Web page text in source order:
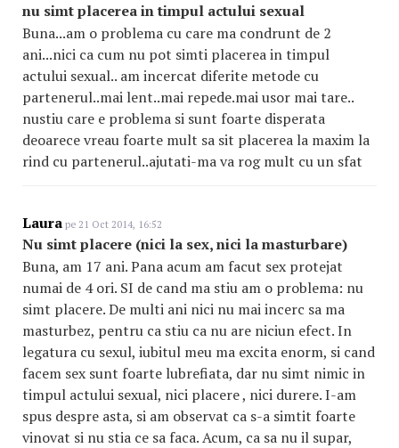
nu simt placerea in timpul actului sexual
Buna...am o problema cu care ma condrunt de 2
ani...nici ca cum nu pot simti placerea in timpul
actului sexual.. am incercat diferite metode cu
partenerul..mai lent..mai repede.mai usor mai tare..
nustiu care e problema si sunt foarte disperata
deoarece vreau foarte mult sa sit placerea la maxim la
rind cu partenerul..ajutati-ma va rog mult cu un sfat
Laura pe 21 Oct 2014, 16:52
Nu simt placere (nici la sex, nici la masturbare)
Buna, am 17 ani. Pana acum am facut sex protejat
numai de 4 ori. SI de cand ma stiu am o problema: nu
simt placere. De multi ani nici nu mai incerc sa ma
masturbez, pentru ca stiu ca nu are niciun efect. In
legatura cu sexul, iubitul meu ma excita enorm, si cand
facem sex sunt foarte lubrefiata, dar nu simt nimic in
timpul actului sexual, nici placere , nici durere. I-am
spus despre asta, si am observat ca s-a simtit foarte
vinovat si nu stia ce sa faca. Acum, ca sa nu il supar,